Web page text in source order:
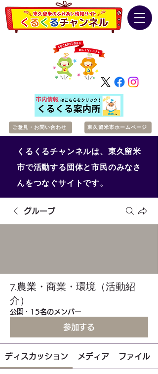
ご意見・お問い合わせ 東久留米市ホームページ
くるくるチャンネルは、東久留米
市で活動する団体と市民のみなさ
んをつなぐサイトです。
グループ
7.農業・商業・環境（活動紹
介）
公開 · 15名のメンバー
参加する
ディスカッション メディア ファイル